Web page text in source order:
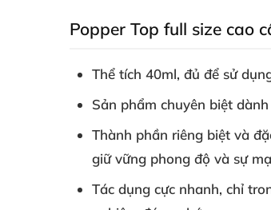
Popper Top full size cao
Thể tích 40ml, đủ để sử
Sản phẩm chuyên biệt
Thành phần riêng biệt và
giữ vững phong độ và sự
Tác dụng cực nhanh, chỉ